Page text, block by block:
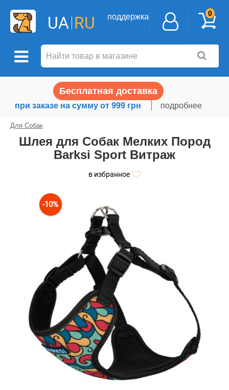
UA RU поддержка 0
Бесплатная доставка
при заказе на сумму от 999 грн подробнее
Для Собак
Шлея для Собак Мелких Пород
Barksi Sport Витраж
в избранное
-10%